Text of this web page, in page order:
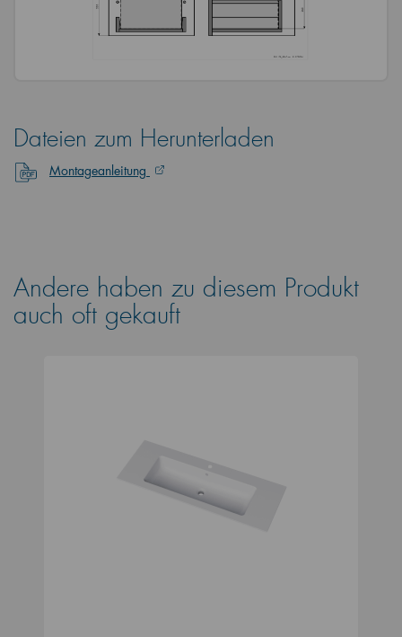
Dateien zum Herunterladen
Montageanleitung
Andere haben zu diesem Produkt
auch oft gekauft